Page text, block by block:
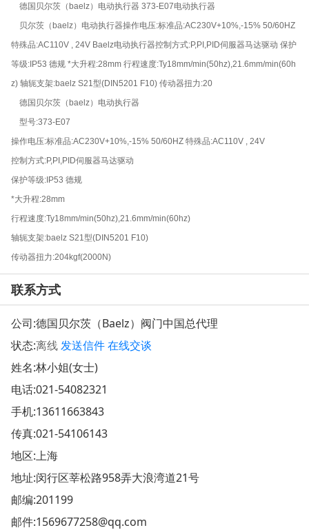
德国贝尔茨（baelz）电动执行器 373-E07电动执行器
贝尔茨（baelz）电动执行器操作电压:标准品:AC230V+10%,-15% 50/60HZ
特殊品:AC110V , 24V Baelz电动执行器控制方式:P,PI,PID伺服器马达驱动 保护
等级:IP53 德规 *大升程:28mm 行程速度:Ty18mm/min(50hz),21.6mm/min(60h
z) 轴轭支架:baelz S21型(DIN5201 F10) 传动器扭力:20
德国贝尔茨（baelz）电动执行器
型号:373-E07
操作电压:标准品:AC230V+10%,-15% 50/60HZ 特殊品:AC110V , 24V
控制方式:P,PI,PID伺服器马达驱动
保护等级:IP53 德规
*大升程:28mm
行程速度:Ty18mm/min(50hz),21.6mm/min(60hz)
轴轭支架:baelz S21型(DIN5201 F10)
传动器扭力:204kgf(2000N)
联系方式
公司:德国贝尔茨（Baelz）阀门中国总代理
状态:离线发送信件在线交谈
姓名:林小姐(女士)
电话:021-54082321
手机:13611663843
传真:021-54106143
地区:上海
地址:闵行区莘松路958弄大浪湾道21号
邮编:201199
邮件:1569677258@qq.com